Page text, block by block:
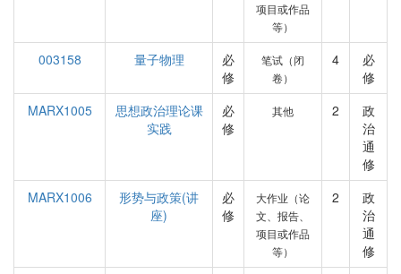
项目或作品
等）
003158 量子物理
必
修
笔试（闭
卷）
4
必
修
MARX1005
思想政治理论课
实践
必
修
其他 2
政
治
通
修
MARX1006
形势与政策(讲
座)
必
修
大作业（论
文、报告、
项目或作品
等）
2
政
治
通
修